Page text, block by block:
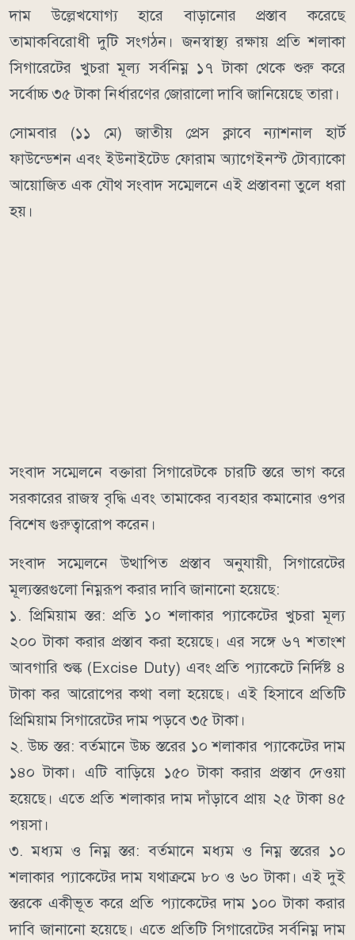
দাম উল্লেখযোগ্য হারে বাড়ানোর প্রস্তাব করেছে
তামাকবিরোধী দুটি সংগঠন। জনস্বাস্থ্য রক্ষায় প্রতি শলাকা
সিগারেটের খুচরা মূল্য সর্বনিম্ন ১৭ টাকা থেকে শুরু করে
সর্বোচ্চ ৩৫ টাকা নির্ধারণের জোরালো দাবি জানিয়েছে তারা।
সোমবার (১১ মে) জাতীয় প্রেস ক্লাবে ন্যাশনাল হার্ট
ফাউন্ডেশন এবং ইউনাইটেড ফোরাম অ্যাগেইনস্ট টোব্যাকো
আয়োজিত এক যৌথ সংবাদ সম্মেলনে এই প্রস্তাবনা তুলে ধরা
হয়।
সংবাদ সম্মেলনে বক্তারা সিগারেটকে চারটি স্তরে ভাগ করে
সরকারের রাজস্ব বৃদ্ধি এবং তামাকের ব্যবহার কমানোর ওপর
বিশেষ গুরুত্বারোপ করেন।
সংবাদ সম্মেলনে উত্থাপিত প্রস্তাব অনুযায়ী, সিগারেটের
মূল্যস্তরগুলো নিম্নরূপ করার দাবি জানানো হয়েছে:
১. প্রিমিয়াম স্তর: প্রতি ১০ শলাকার প্যাকেটের খুচরা মূল্য
২০০ টাকা করার প্রস্তাব করা হয়েছে। এর সঙ্গে ৬৭ শতাংশ
আবগারি শুল্ক (Excise Duty) এবং প্রতি প্যাকেটে নির্দিষ্ট ৪
টাকা কর আরোপের কথা বলা হয়েছে। এই হিসাবে প্রতিটি
প্রিমিয়াম সিগারেটের দাম পড়বে ৩৫ টাকা।
২. উচ্চ স্তর: বর্তমানে উচ্চ স্তরের ১০ শলাকার প্যাকেটের দাম
১৪০ টাকা। এটি বাড়িয়ে ১৫০ টাকা করার প্রস্তাব দেওয়া
হয়েছে। এতে প্রতি শলাকার দাম দাঁড়াবে প্রায় ২৫ টাকা ৪৫
পয়সা।
৩. মধ্যম ও নিম্ন স্তর: বর্তমানে মধ্যম ও নিম্ন স্তরের ১০
শলাকার প্যাকেটের দাম যথাক্রমে ৮০ ও ৬০ টাকা। এই দুই
স্তরকে একীভূত করে প্রতি প্যাকেটের দাম ১০০ টাকা করার
দাবি জানানো হয়েছে। এতে প্রতিটি সিগারেটের সর্বনিম্ন দাম